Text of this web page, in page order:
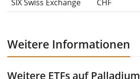
SIX Swiss Exchange
CHF
Weitere Informationen
Weitere ETFs auf Palladium